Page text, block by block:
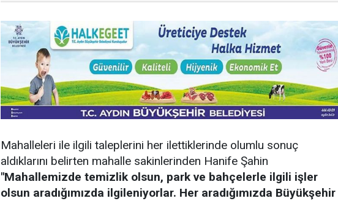
Mahalleleri ile ilgili taleplerini her ilettiklerinde olumlu sonuç
aldıklarını belirten mahalle sakinlerinden Hanife Şahin
"Mahallemizde temizlik olsun, park ve bahçelerle ilgili işler
olsun aradığımızda ilgileniyorlar. Her aradığımızda Büyükşehir